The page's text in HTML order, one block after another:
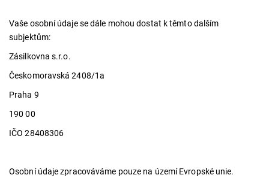
Vaše osobní údaje se dále mohou dostat k těmto dalším
subjektům:
Zásilkovna s.r.o.
Českomoravská 2408/1a
Praha 9
190 00
IČO 28408306
Osobní údaje zpracováváme pouze na území Evropské unie.